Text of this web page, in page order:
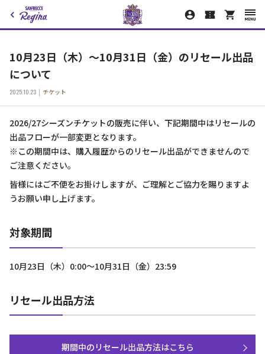
10月23日（木）～10月31日（金）のリセール出品
について
2025.10.23 チケット
2026/27シーズンチケットの販売に伴い、下記期間中はリセールの
出品フローが一部変更となります。
※この期間中は、購入履歴からのリセール出品ができませんので
ご注意ください。
皆様にはご不便をお掛けしますが、ご理解とご協力を賜りますよ
うお願い申し上げます。
対象期間
10月23日（木）0:00～10月31日（金）23:59
リセール出品方法
期間中のリセール出品方法はこちら